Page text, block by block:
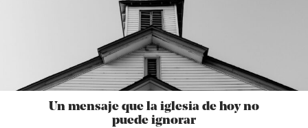
Un mensaje que la iglesia de hoy no
puede ignorar